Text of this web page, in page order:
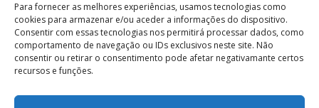
Para fornecer as melhores experiências, usamos tecnologias como
cookies para armazenar e/ou aceder a informações do dispositivo.
Consentir com essas tecnologias nos permitirá processar dados, como
comportamento de navegação ou IDs exclusivos neste site. Não
consentir ou retirar o consentimento pode afetar negativamante certos
recursos e funções.